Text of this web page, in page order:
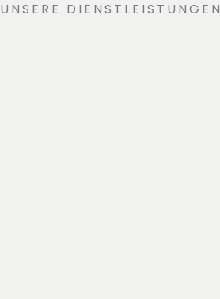
UNSERE DIENSTLEISTUNGEN